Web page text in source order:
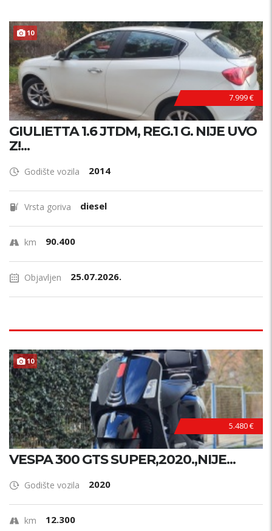
10
7.999 €
GIULIETTA 1.6 JTDM, REG.1 G. NIJE UVO
Z!...
Godište vozila 2014
Vrsta goriva diesel
km 90.400
Objavljen 25.07.2026.
10
5.480 €
VESPA 300 GTS SUPER,2020.,NIJE...
Godište vozila 2020
km 12.300